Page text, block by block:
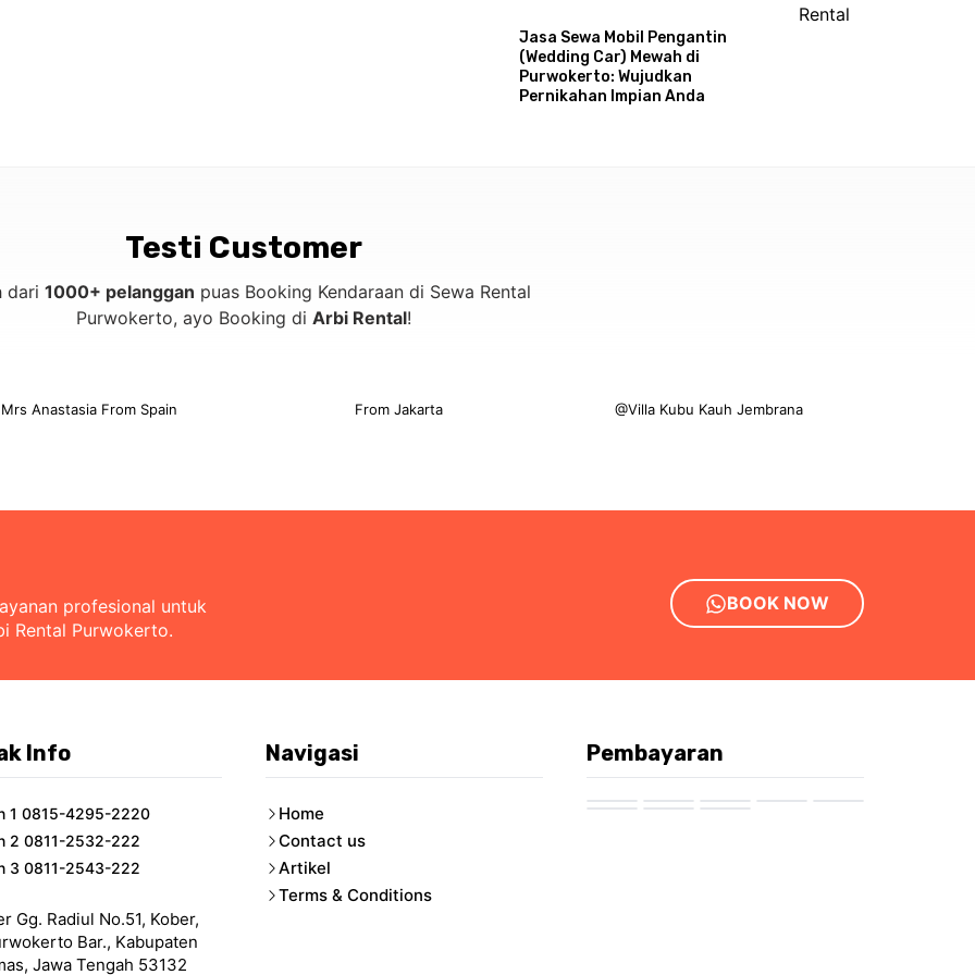
Jasa Sewa Mobil Pengantin
(Wedding Car) Mewah di
Purwokerto: Wujudkan
Pernikahan Impian Anda
Testi Customer
dari 1000+ pelanggan puas Booking Kendaraan di Sewa Rental
Purwokerto, ayo Booking di Arbi Rental!
Mrs Anastasia From Spain From Jakarta @Villa Kubu Kauh Jembrana
profesional untuk
Rental Purwokerto.
BOOK NOW
Info
1 0815-4295-2220
2 0811-2532-222
3 0811-2543-222
Gg. Radiul No.51, Kober,
Bar., Kabupaten
Jawa Tengah 53132
Navigasi
Home
Contact us
Artikel
Terms & Conditions
Pembayaran